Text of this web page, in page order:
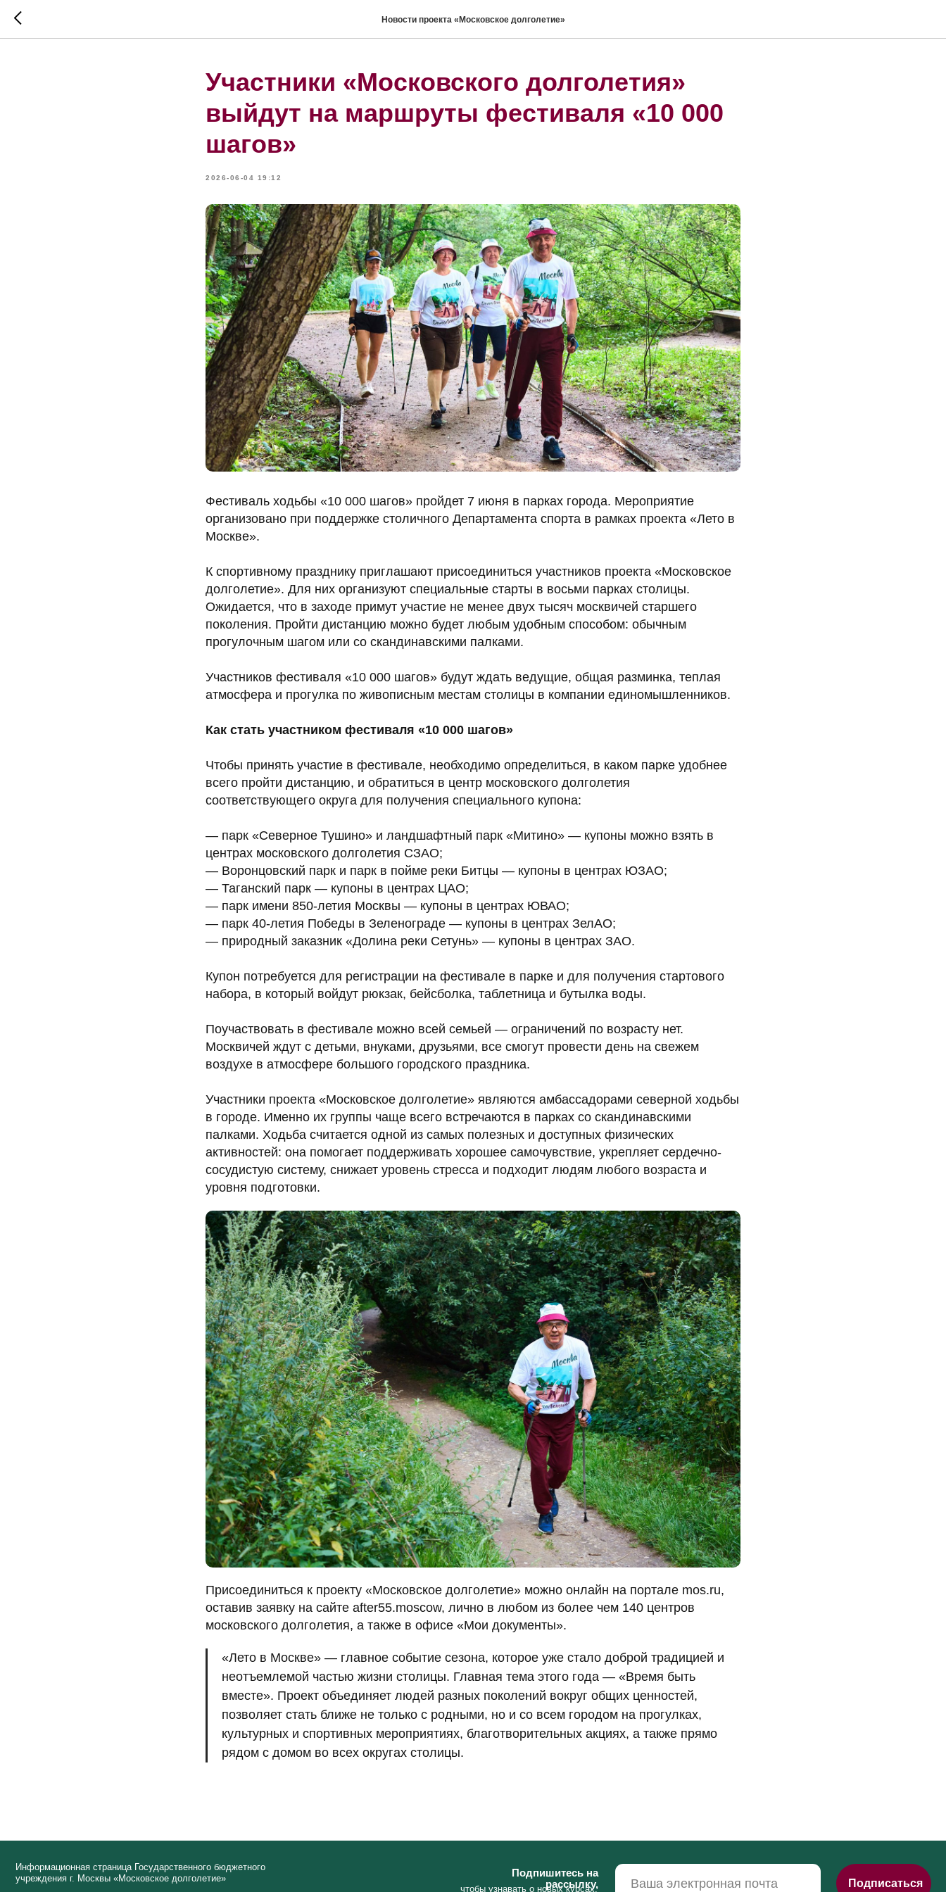
Новости проекта «Московское долголетие»
Участники «Московского долголетия»
выйдут на маршруты фестиваля «10 000
шагов»
2026-06-04 19:12
Фестиваль ходьбы «10 000 шагов» пройдет 7 июня в парках города. Мероприятие
организовано при поддержке столичного Департамента спорта в рамках проекта «Лето в
Москве».
К спортивному празднику приглашают присоединиться участников проекта «Московское
долголетие». Для них организуют специальные старты в восьми парках столицы.
Ожидается, что в заходе примут участие не менее двух тысяч москвичей старшего
поколения. Пройти дистанцию можно будет любым удобным способом: обычным
прогулочным шагом или со скандинавскими палками.
Участников фестиваля «10 000 шагов» будут ждать ведущие, общая разминка, теплая
атмосфера и прогулка по живописным местам столицы в компании единомышленников.
Как стать участником фестиваля «10 000 шагов»
Чтобы принять участие в фестивале, необходимо определиться, в каком парке удобнее
всего пройти дистанцию, и обратиться в центр московского долголетия
соответствующего округа для получения специального купона:
— парк «Северное Тушино» и ландшафтный парк «Митино» — купоны можно взять в
центрах московского долголетия СЗАО;
— Воронцовский парк и парк в пойме реки Битцы — купоны в центрах ЮЗАО;
— Таганский парк — купоны в центрах ЦАО;
— парк имени 850-летия Москвы — купоны в центрах ЮВАО;
— парк 40-летия Победы в Зеленограде — купоны в центрах ЗелАО;
— природный заказник «Долина реки Сетунь» — купоны в центрах ЗАО.
Купон потребуется для регистрации на фестивале в парке и для получения стартового
набора, в который войдут рюкзак, бейсболка, таблетница и бутылка воды.
Поучаствовать в фестивале можно всей семьей — ограничений по возрасту нет.
Москвичей ждут с детьми, внуками, друзьями, все смогут провести день на свежем
воздухе в атмосфере большого городского праздника.
Участники проекта «Московское долголетие» являются амбассадорами северной ходьбы
в городе. Именно их группы чаще всего встречаются в парках со скандинавскими
палками. Ходьба считается одной из самых полезных и доступных физических
активностей: она помогает поддерживать хорошее самочувствие, укрепляет сердечно-
сосудистую систему, снижает уровень стресса и подходит людям любого возраста и
уровня подготовки.
Присоединиться к проекту «Московское долголетие» можно онлайн на портале mos.ru,
оставив заявку на сайте after55.moscow, лично в любом из более чем 140 центров
московского долголетия, а также в офисе «Мои документы».
«Лето в Москве» — главное событие сезона, которое уже стало доброй традицией и
неотъемлемой частью жизни столицы. Главная тема этого года — «Время быть
вместе». Проект объединяет людей разных поколений вокруг общих ценностей,
позволяет стать ближе не только с родными, но и со всем городом на прогулках,
культурных и спортивных мероприятиях, благотворительных акциях, а также прямо
рядом с домом во всех округах столицы.
Подпишитесь на
рассылку,
чтобы узнавать о новых курсах,
программах и мероприятиях
ЗДОРОВЬЕ КУЛЬТУРА
Все права защищены. Политика конфиденциальности
соглашения и ознакомлены с политикой конфиденциальности